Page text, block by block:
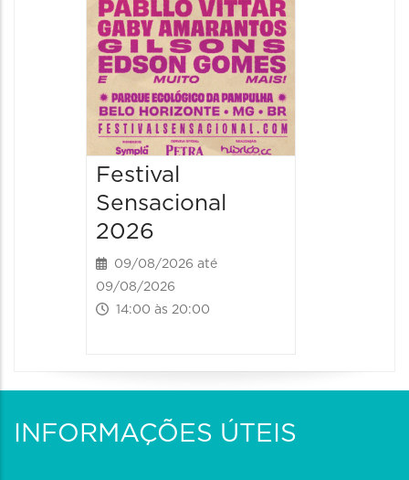
Festival
Sensacional
2026
09/08/2026 até
09/08/2026
14:00 às 20:00
INFORMAÇÕES ÚTEIS